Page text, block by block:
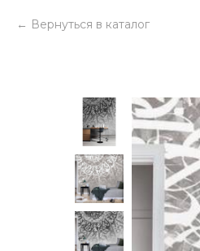
Вернуться в каталог